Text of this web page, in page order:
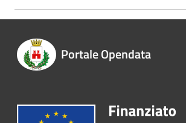
Portale Opendata